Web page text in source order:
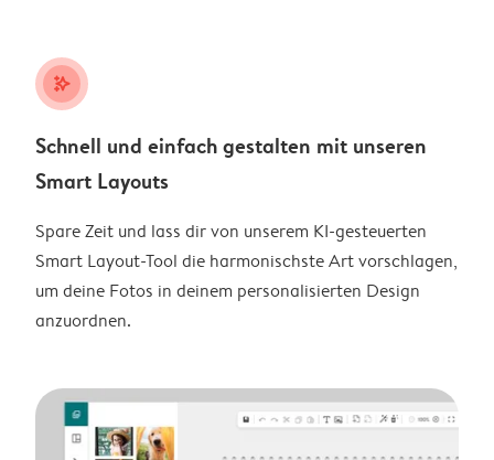
stars_plus
Schnell und einfach gestalten mit unseren
Smart Layouts
Spare Zeit und lass dir von unserem KI-gesteuerten
Smart Layout-Tool die harmonischste Art vorschlagen,
um deine Fotos in deinem personalisierten Design
anzuordnen.